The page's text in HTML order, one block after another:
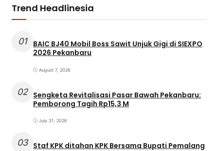
Trend Headlinesia
01
BAIC BJ40 Mobil Boss Sawit Unjuk Gigi di SIEXPO
2026 Pekanbaru
August 7, 2026
02 Sengketa Revitalisasi Pasar Bawah Pekanbaru:
Pemborong Tagih Rp15,3 M
July 31, 2026
03 Staf KPK ditahan KPK Bersama Bupati Pemalang